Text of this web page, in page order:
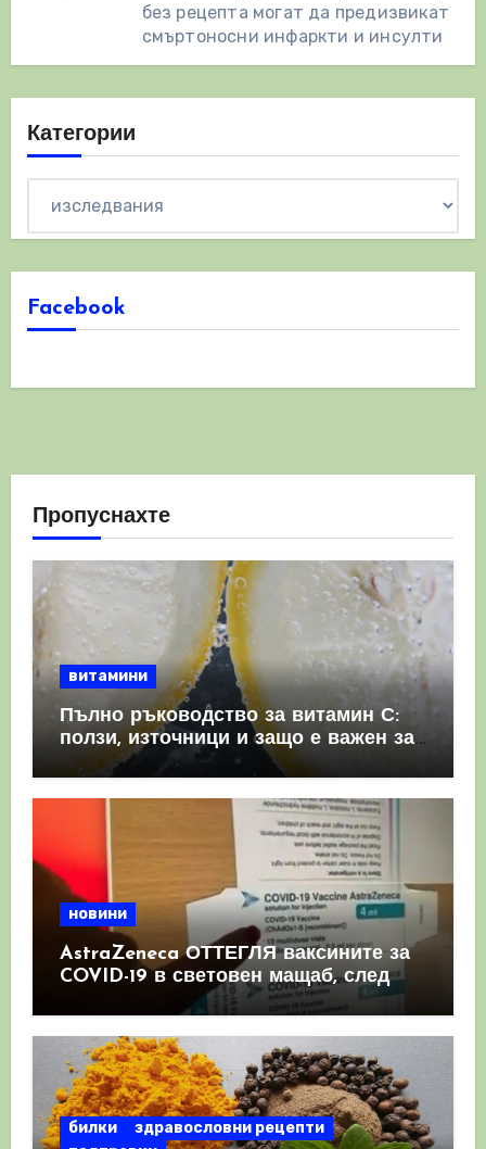
без рецепта могат да предизвикат
смъртоносни инфаркти и инсулти
Категории
Facebook
Пропуснахте
витамини
Пълно ръководство за витамин С:
ползи, източници и защо е важен за
имунната система
новини
AstraZeneca ОТТЕГЛЯ ваксините за
COVID-19 в световен мащаб, след
като призна, че те причиняват
КРЪВНИ съсиреци
билки
здравословни рецепти